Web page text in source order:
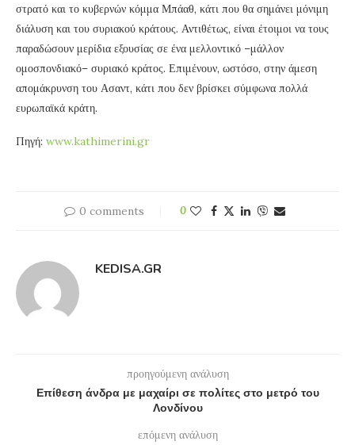
στρατό και το κυβερνών κόμμα Μπάαθ, κάτι που θα σημάνει μόνιμη
διάλυση και του συριακού κράτους. Αντιθέτως, είναι έτοιμοι να τους
παραδώσουν μερίδια εξουσίας σε ένα μελλοντικό –μάλλον
ομοσπονδιακό– συριακό κράτος. Επιμένουν, ωστόσο, στην άμεση
απομάκρυνση του Ασαντ, κάτι που δεν βρίσκει σύμφωνα πολλά
ευρωπαϊκά κράτη.
Πηγή: www.kathimerini.gr
0 comments 0
KEDISA.GR
προηγούμενη ανάλυση
Επίθεση άνδρα με μαχαίρι σε πολίτες στο μετρό του
Λονδίνου
επόμενη ανάλυση